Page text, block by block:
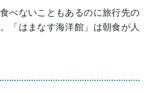
べないこともあるのに旅行先の
「はまなす海洋館」は朝食が人